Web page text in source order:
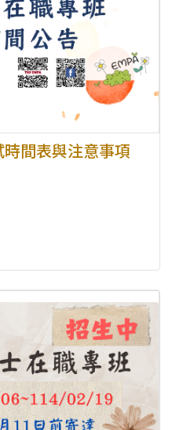
間表與注意事項